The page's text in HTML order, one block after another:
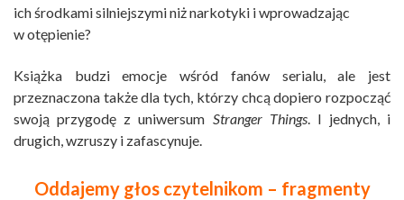
ich środkami silniejszymi niż narkotyki i wprowadzając
w otępienie?
Książka budzi emocje wśród fanów serialu, ale jest
przeznaczona także dla tych, którzy chcą dopiero rozpocząć
swoją przygodę z uniwersum Stranger Things. I jednych, i
drugich, wzruszy i zafascynuje.
Oddajemy głos czytelnikom – fragmenty